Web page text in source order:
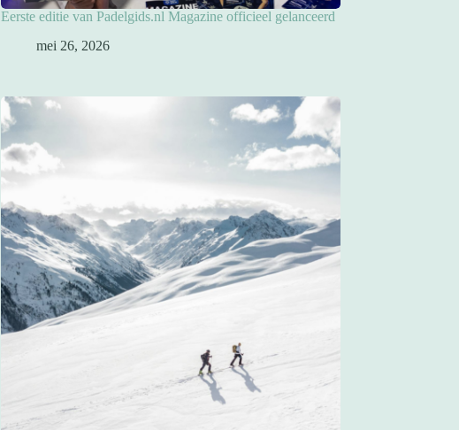
Eerste editie van Padelgids.nl Magazine officieel gelanceerd
mei 26, 2026